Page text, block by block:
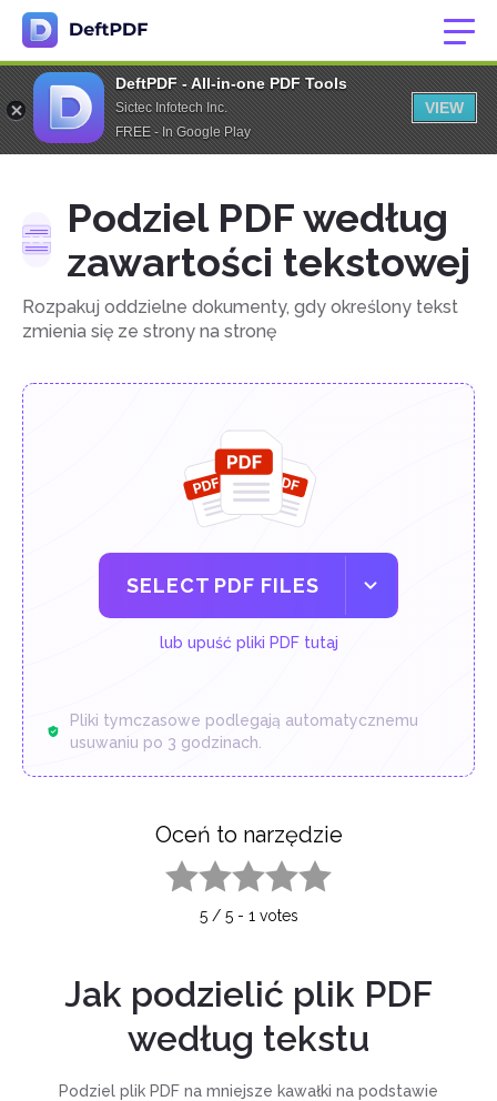
DeftPDF - All-in-one PDF Tools
Sictec Infotech Inc.
FREE - In Google Play
VIEW
Podziel PDF według
zawartości tekstowej
Rozpakuj oddzielne dokumenty, gdy określony tekst
zmienia się ze strony na stronę
SELECT PDF FILES
lub upuść pliki PDF tutaj
Pliki tymczasowe podlegają automatycznemu
usuwaniu po 3 godzinach.
Oceń to narzędzie
5/ 5- 1 votes
Jak podzielić plik PDF
według tekstu
Podziel plik PDF na mniejsze kawałki na podstawie